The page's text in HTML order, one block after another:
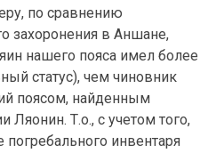
по сравнению
захоронения в Аншане,
нашего пояса имел более
статус), чем чиновник
поясом, найденным
Ляонин. Т.о., с учетом того,
инвентаря